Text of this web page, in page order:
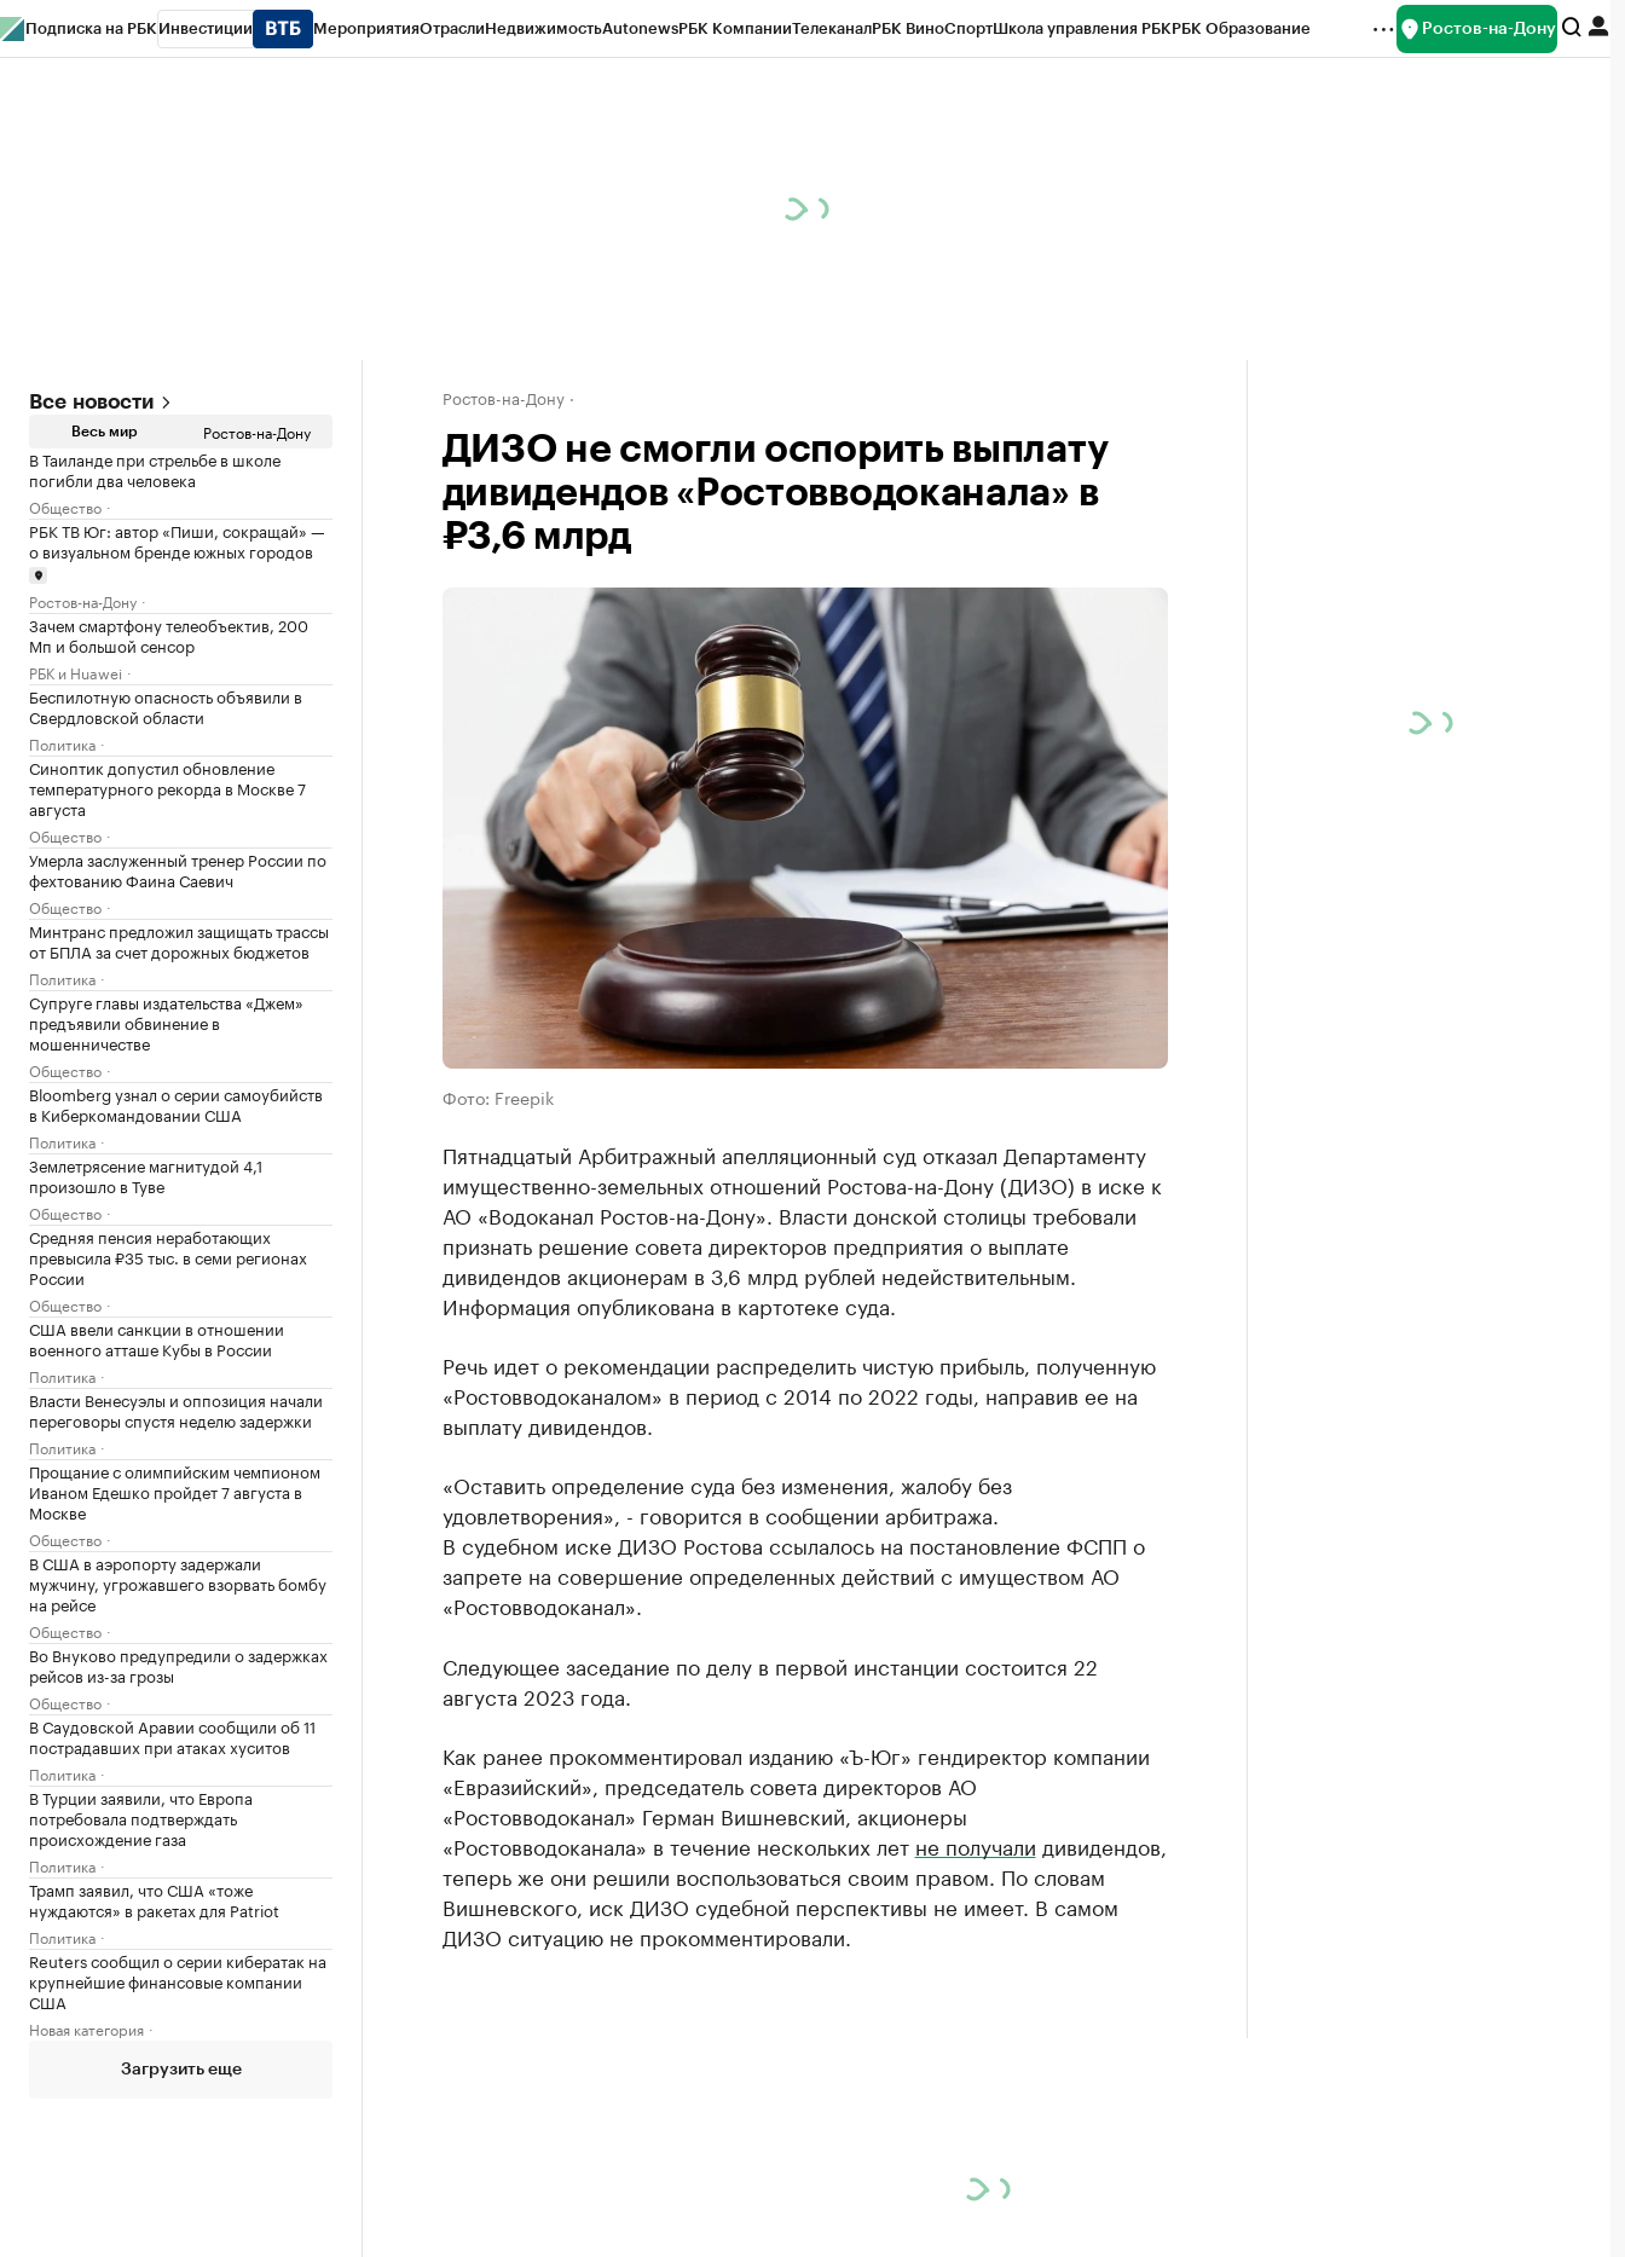
Подписка на РБК Инвестиции МероприятияОтраслиНедвижимостьAutonewsРБК КомпанииТелеканалРБК ВиноСпортШкола управления РБКРБК Образование Ростов-на-Дону
Все новости
Весь мир Ростов-на-Дону
В Таиланде при стрельбе в школе
погибли два человека
Общество
РБК ТВ Юг: автор «Пиши, сокращай» —
о визуальном бренде южных городов
Ростов-на-Дону
Зачем смартфону телеобъектив, 200
Мп и большой сенсор
РБК и Huawei
Беспилотную опасность объявили в
Свердловской области
Политика
Синоптик допустил обновление
температурного рекорда в Москве 7
августа
Общество
Умерла заслуженный тренер России по
фехтованию Фаина Саевич
Общество
Минтранс предложил защищать трассы
от БПЛА за счет дорожных бюджетов
Политика
Супруге главы издательства «Джем»
предъявили обвинение в
мошенничестве
Общество
Bloomberg узнал о серии самоубийств
в Киберкомандовании США
Политика
Землетрясение магнитудой 4,1
произошло в Туве
Общество
Средняя пенсия неработающих
превысила ₽35 тыс. в семи регионах
России
Общество
США ввели санкции в отношении
военного атташе Кубы в России
Политика
Власти Венесуэлы и оппозиция начали
переговоры спустя неделю задержки
Политика
Прощание с олимпийским чемпионом
Иваном Едешко пройдет 7 августа в
Москве
Общество
В США в аэропорту задержали
мужчину, угрожавшего взорвать бомбу
на рейсе
Общество
Во Внуково предупредили о задержках
рейсов из-за грозы
Общество
В Саудовской Аравии сообщили об 11
пострадавших при атаках хуситов
Политика
В Турции заявили, что Европа
потребовала подтверждать
происхождение газа
Политика
Трамп заявил, что США «тоже
нуждаются» в ракетах для Patriot
Политика
Reuters сообщил о серии кибератак на
крупнейшие финансовые компании
США
Новая категория
Загрузить еще
Ростов-на-Дону
ДИЗО не смогли оспорить выплату
дивидендов «Ростовводоканала» в
₽3,6 млрд
Фото: Freepik
Пятнадцатый Арбитражный апелляционный суд отказал Департаменту
имущественно-земельных отношений Ростова-на-Дону (ДИЗО) в иске к
АО «Водоканал Ростов-на-Дону». Власти донской столицы требовали
признать решение совета директоров предприятия о выплате
дивидендов акционерам в 3,6 млрд рублей недействительным.
Информация опубликована в картотеке суда.
Речь идет о рекомендации распределить чистую прибыль, полученную
«Ростовводоканалом» в период с 2014 по 2022 годы, направив ее на
выплату дивидендов.
«Оставить определение суда без изменения, жалобу без
удовлетворения», - говорится в сообщении арбитража.
В судебном иске ДИЗО Ростова ссылалось на постановление ФСПП о
запрете на совершение определенных действий с имуществом АО
«Ростовводоканал».
Следующее заседание по делу в первой инстанции состоится 22
августа 2023 года.
Как ранее прокомментировал изданию «Ъ-Юг» гендиректор компании
«Евразийский», председатель совета директоров АО
«Ростовводоканал» Герман Вишневский, акционеры
«Ростовводоканала» в течение нескольких лет не получали дивидендов,
теперь же они решили воспользоваться своим правом. По словам
Вишневского, иск ДИЗО судебной перспективы не имеет. В самом
ДИЗО ситуацию не прокомментировали.